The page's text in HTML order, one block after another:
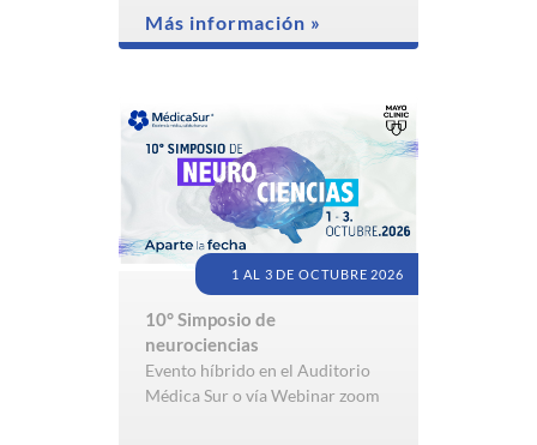
Más información »
1 AL 3 DE OCTUBRE 2026
10° Simposio de
neurociencias
Evento híbrido en el Auditorio
Médica Sur o vía Webinar zoom